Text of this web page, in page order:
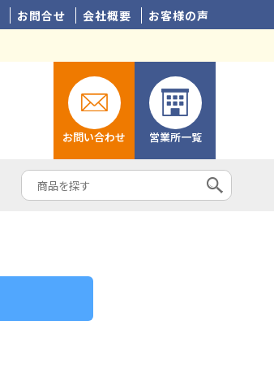
お問合せ 会社概要 お客様の声
お問い合わせ 営業所一覧